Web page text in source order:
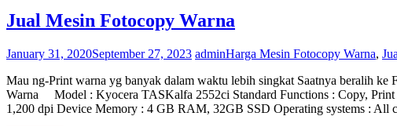
Jual Mesin Fotocopy Warna
January 31, 2020September 27, 2023 adminHarga Mesin Fotocopy Warna,
Mau ng-Print warna yg banyak dalam waktu lebih singkat Saatnya beralih
Warna Model : Kyocera TASKalfa 2552ci Standard Functions : Copy, Print
1,200 dpi Device Memory : 4 GB RAM, 32GB SSD Operating systems :